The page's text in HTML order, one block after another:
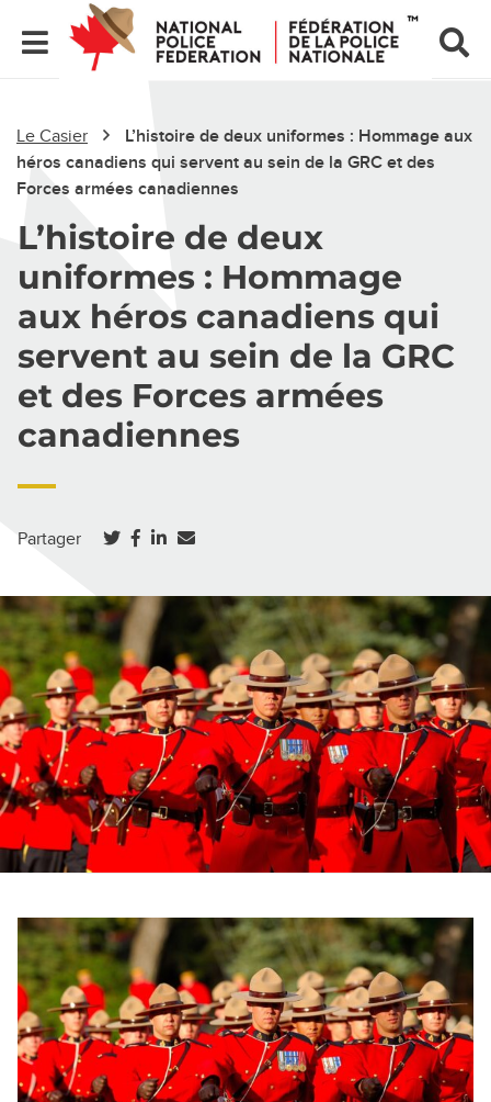
Le Casier
L’histoire de deux uniformes : Hommage aux
héros canadiens qui servent au sein de la GRC et des
Forces armées canadiennes
L’histoire de deux
uniformes : Hommage
aux héros canadiens qui
servent au sein de la GRC
et des Forces armées
canadiennes
Partager (ouvre dans un nouvel onglet)
(ouvre dans un nouvel onglet)
(ouvre dans un nouvel onglet)